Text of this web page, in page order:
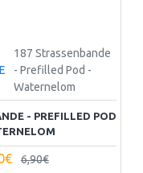
187 Strassenbande
- Prefilled Pod -
Waternelom
- PREFILLED POD
6,90€